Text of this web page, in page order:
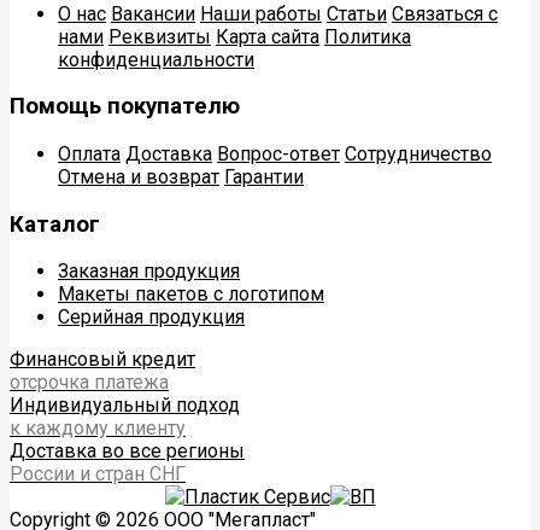
О нас Вакансии Наши работы Статьи Связаться с
нами Реквизиты Карта сайта Политика
конфиденциальности
Помощь покупателю
Оплата Доставка Вопрос-ответ Сотрудничество
Отмена и возврат Гарантии
Каталог
Заказная продукция
Макеты пакетов с логотипом
Серийная продукция
Финансовый кредит
отсрочка платежа
Индивидуальный подход
к каждому клиенту
Доставка во все регионы
России и стран СНГ
Copyright © 2026 ООО "Мегапласт"